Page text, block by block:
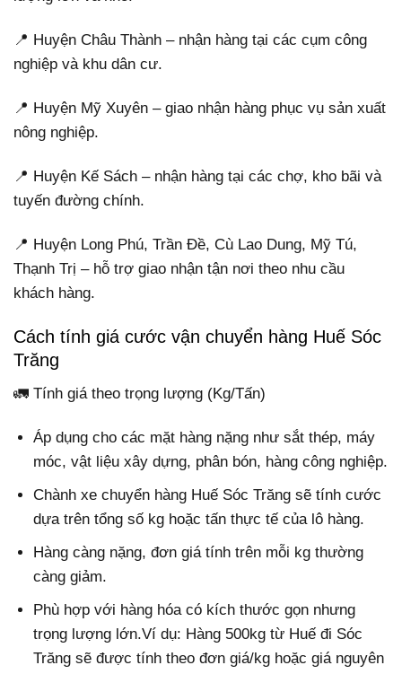
📍 Huyện Châu Thành – nhận hàng tại các cụm công
nghiệp và khu dân cư.
📍 Huyện Mỹ Xuyên – giao nhận hàng phục vụ sản xuất
nông nghiệp.
📍 Huyện Kế Sách – nhận hàng tại các chợ, kho bãi và
tuyến đường chính.
📍 Huyện Long Phú, Trần Đề, Cù Lao Dung, Mỹ Tú,
Thạnh Trị – hỗ trợ giao nhận tận nơi theo nhu cầu
khách hàng.
Cách tính giá cước vận chuyển hàng Huế Sóc
Trăng
🚛 Tính giá theo trọng lượng (Kg/Tấn)
Áp dụng cho các mặt hàng nặng như sắt thép, máy
móc, vật liệu xây dựng, phân bón, hàng công nghiệp.
Chành xe chuyển hàng Huế Sóc Trăng sẽ tính cước
dựa trên tổng số kg hoặc tấn thực tế của lô hàng.
Hàng càng nặng, đơn giá tính trên mỗi kg thường
càng giảm.
Phù hợp với hàng hóa có kích thước gọn nhưng
trọng lượng lớn.Ví dụ: Hàng 500kg từ Huế đi Sóc
Trăng sẽ được tính theo đơn giá/kg hoặc giá nguyên